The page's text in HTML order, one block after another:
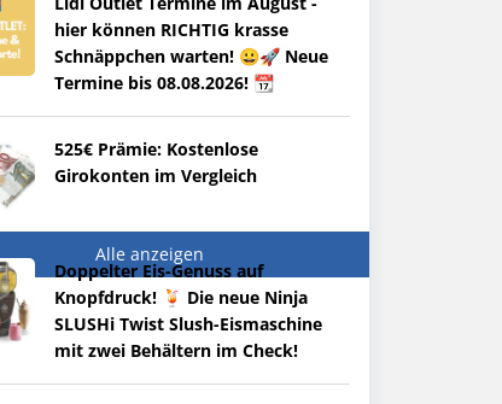
hier können RICHTIG krasse
Schnäppchen warten! 😀🚀 Neue
Termine bis 08.08.2026! 📆
525€ Prämie: Kostenlose
Girokonten im Vergleich
Alle anzeigen
Doppelter Eis-Genuss auf
Knopfdruck! 🍹 Die neue Ninja
SLUSHi Twist Slush-Eismaschine
mit zwei Behältern im Check!